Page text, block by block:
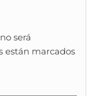
será
están marcados